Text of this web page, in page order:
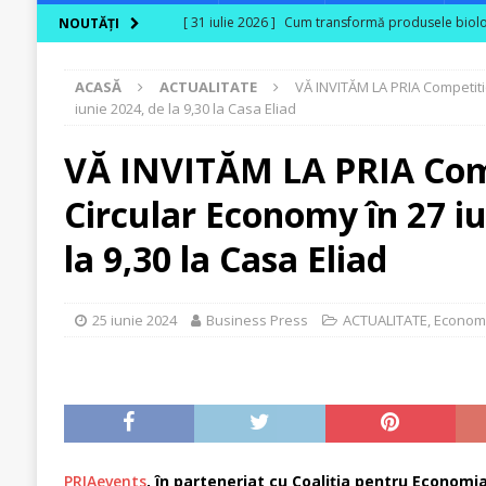
NOUTĂȚI [ 31 iulie 2026 ] Cum transformă produsele
Carpaților Orientali
ACTUALITATE
[ 29 iulie 2026 ]
CITR – Insolvențele din
sunt în risc financiar
ACTUALITATE
[ 31 iulie 2026 ]
În agricultura de astăzi,
ACASĂ ACTUALITATE
VĂ INVITĂM LA PRIA
iunie 2024, de la 9,30 la Casa Eliad
VĂ INVITĂM LA PRIA
Circular Economy în 27
la 9,30 la Casa Eliad
25 iunie 2024 Business Press ACTUALITATE,
PRIAevents, în parteneriat cu Coaliția pentru Economia